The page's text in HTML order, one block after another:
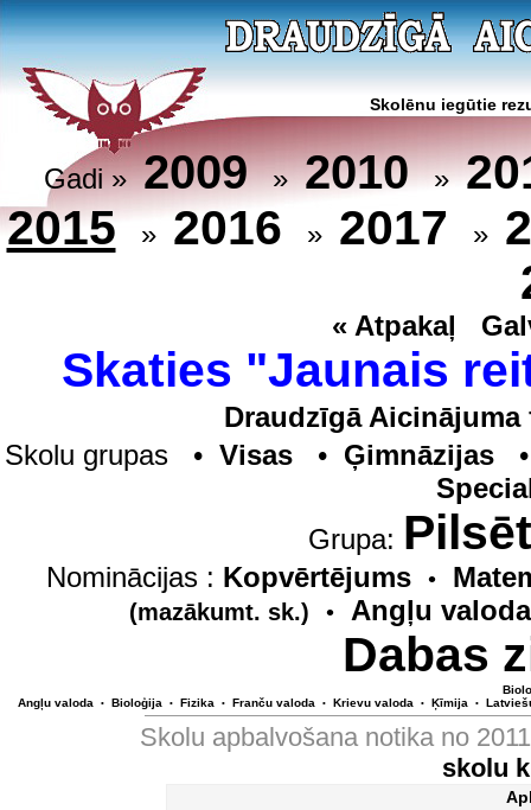
Skolēnu iegūtie
Gadi »2009»2010»
2015 » 2016 » 2017 »
« Atpakaļ
Skaties "Jaunais
Draudzīgā
Skolu grupas • Visas• Ģimnāzijas
Grupa:
Nominācijas : Kopvērtējums •
(mazākumt. sk.) • Angļu valoda
Dabas
Angļu valoda
• Bioloģija • Fizika • Franču valoda • Krievu valoda • Ķīmija •
Skolu apbalvošana notika no
skolu